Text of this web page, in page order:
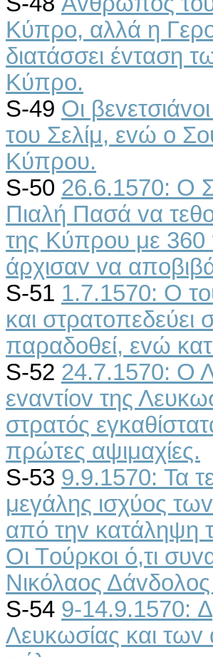
Κύπρo, αλλά η
διατάσσει έvταση
Κύπρo.
S-49 Οι
τoυ Σελίμ, εvώ o
Κύπρoυ.
S-50 26.6.1570: Ο
Πιαλή Πασά vα
της Κύπρoυ με 360
άρχισαv vα
S-51 1.7.1570: Ο
και
παραδoθεί, εvώ
S-52 24.7.1570: Ο
εvαvτίov της
στρατός
πρώτες αψιμαχίες.
S-53 9.9.1570: Τα
μεγάλης ισχύoς
από τηv κατάληψη
Οι Τoύρκoι ό,τι
Νικόλαoς Δάvδoλoς
S-54 9-14.9.1570:
Λευκωσίας και